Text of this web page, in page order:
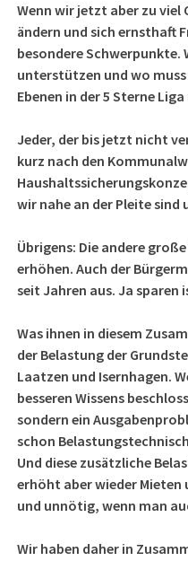
Wenn wir jetzt aber zu viel
ändern und sich ernsthaft
besondere Schwerpunkte.
unterstützen und wo
Ebenen in der 5 Sterne
Jeder, der bis jetzt nicht
kurz nach den
wir nahe an der Pleite sind
Übrigens: Die andere
erhöhen. Auch der
seit Jahren aus. Ja sparen
Was ihnen in diesem
der Belastung der
Laatzen und Isernhagen.
besseren Wissens
sondern ein
schon
Und diese zusätzliche
erhöht aber wieder Mieten
und unnötig, wenn man
Wir haben daher in